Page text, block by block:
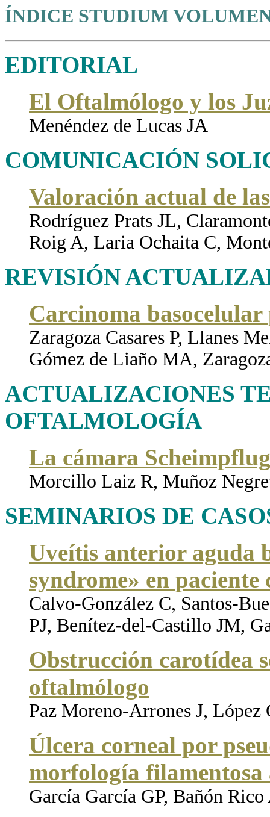
ÍNDICE STUDIUM
EDITORIAL
El Oftalmólogo y los
Menéndez de Lucas JA
COMUNICACIÓN
Valoración actual de
Rodríguez Prats JL,
Roig A, Laria Ochaita C,
REVISIÓN
Carcinoma
Zaragoza Casares P, Llanes
Gómez de Liaño MA,
ACTUALIZACIONES
OFTALMOLOGÍA
La cámara
Morcillo Laiz R, Muñoz
SEMINARIOS DE
Uveítis anterior aguda
syndrome» en
Calvo-González C, Santos-
PJ, Benítez-del-Castillo JM,
Obstrucción carotídea
oftalmólogo
Paz Moreno-Arrones J,
Úlcera corneal por
morfología
García García GP, Bañón